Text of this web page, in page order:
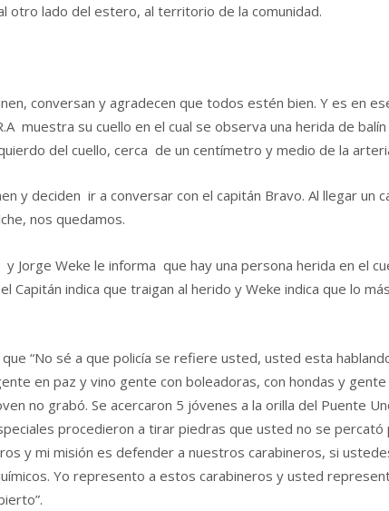
otro lado del estero, al territorio de la comunidad.
conversan y agradecen que todos estén bien. Y es en
muestra su cuello en el cual se observa una herida de
del cuello, cerca de un centímetro y medio de la
y deciden ir a conversar con el capitán Bravo. Al llegar un
nos quedamos.
y Jorge Weke le informa que hay una persona herida en el
Capitán indica que traigan al herido y Weke indica que lo
“No sé a que policía se refiere usted, usted esta
en paz y vino gente con boleadoras, con hondas y
no grabó. Se acercaron 5 jóvenes a la orilla del Puente
procedieron a tirar piedras que usted no se
y mi misión es defender a nuestros carabineros, si
Yo represento a estos carabineros y usted